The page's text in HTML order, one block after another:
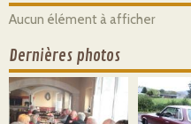
Aucun élément à afficher
Dernières photos